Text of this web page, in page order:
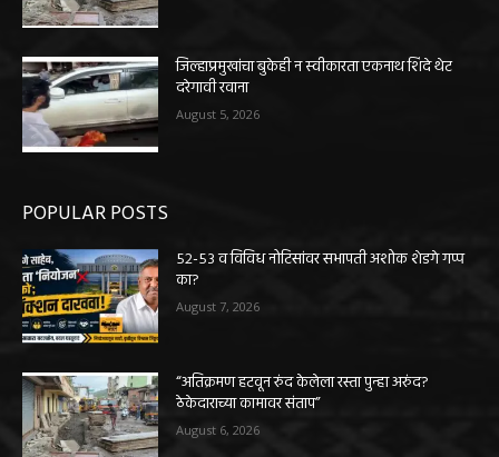
जिल्हाप्रमुखांचा बुकेही न स्वीकारता एकनाथ शिंदे थेट
दरेगावी रवाना
August 5, 2026
POPULAR POSTS
५२-५३ व विविध नोटिसांवर सभापती अशोक शेडगे गप्प
का?
August 7, 2026
“अतिक्रमण हटवून रुंद केलेला रस्ता पुन्हा अरुंद?
ठेकेदाराच्या कामावर संताप”
August 6, 2026